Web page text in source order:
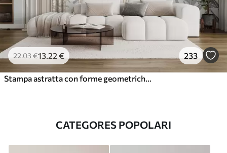
22.03€13 .22 € 233
CATEGORES POPOLARI